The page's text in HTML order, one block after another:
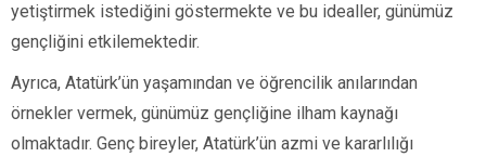
yetiştirmek istediğini göstermekte ve bu idealler, günümüz
gençliğini etkilemektedir.
Ayrıca, Atatürk’ün yaşamından ve öğrencilik anılarından
örnekler vermek, günümüz gençliğine ilham kaynağı
olmaktadır. Genç bireyler, Atatürk’ün azmi ve kararlılığı